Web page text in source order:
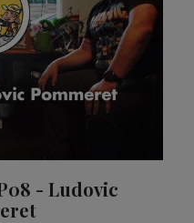
- Ludovic